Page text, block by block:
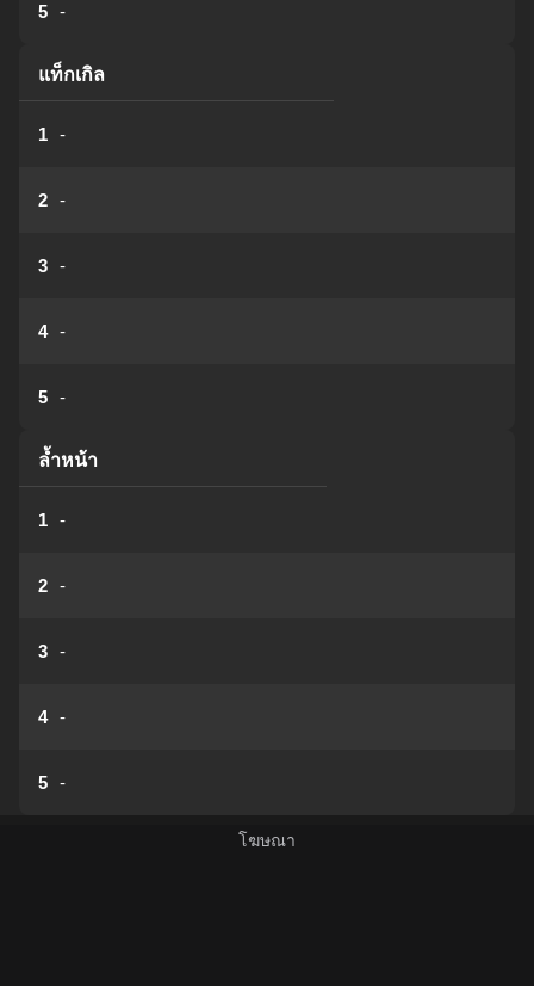
5 -
แท็กเกิล
1 -
2 -
3 -
4 -
5 -
ล้ำหน้า
1 -
2 -
3 -
4 -
5 -